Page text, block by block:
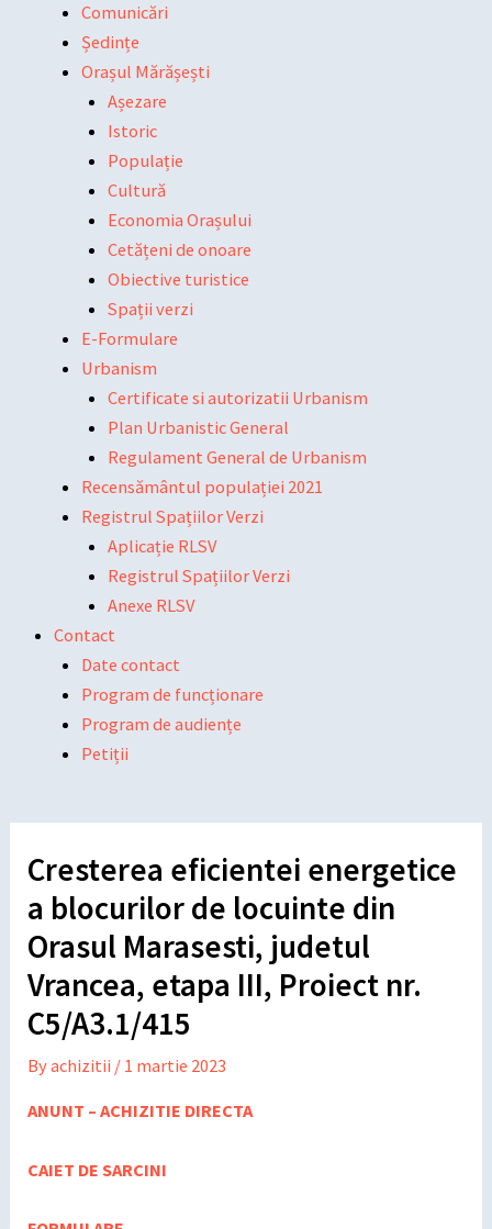
Comunicări
Ședințe
Orașul Mărășești
Așezare
Istoric
Populație
Cultură
Economia Orașului
Cetățeni de onoare
Obiective turistice
Spații verzi
E-Formulare
Urbanism
Certificate si autorizatii Urbanism
Plan Urbanistic General
Regulament General de Urbanism
Recensământul populației 2021
Registrul Spațiilor Verzi
Aplicație RLSV
Registrul Spațiilor Verzi
Anexe RLSV
Contact
Date contact
Program de funcționare
Program de audiențe
Petiții
Cresterea eficientei energetice
a blocurilor de locuinte din
Orasul Marasesti, judetul
Vrancea, etapa III, Proiect nr.
C5/A3.1/415
Byachizitii / 1 martie 2023
ANUNT – ACHIZITIE DIRECTA
CAIET DE SARCINI